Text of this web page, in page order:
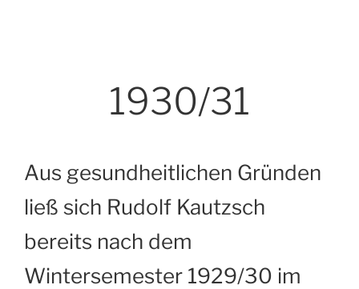
1930/31
Aus gesundheitlichen Gründen
ließ sich Rudolf Kautzsch
bereits nach dem
Wintersemester 1929/30 im